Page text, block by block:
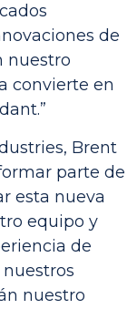
de
nuestro
convierte en
Brent
parte de
esta nueva
equipo y
de
nuestro